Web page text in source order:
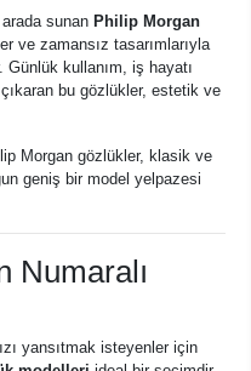
arada sunan Philip Morgan
ve zamansız tasarımlarıyla
Günlük kullanım, iş hayatı
bu gözlükler, estetik ve
Morgan gözlükler, klasik ve
geniş bir model yelpazesi
Numaralı
yansıtmak isteyenler için